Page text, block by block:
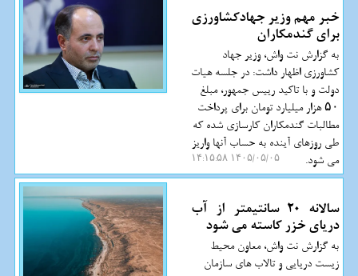
خبر مهم وزیر جهادکشاورزی
برای گندمکاران
به گزارش نت واش، وزیر جهاد
کشاورزی اظهار داشت: در جلسه هیات
دولت و با تاکید رییس جمهور، مبلغ
۵۰ هزار میلیارد تومان برای پرداخت
مطالبات گندمکاران کارسازی شده که
طی روزهای آینده به حساب آنها واریز
می شود.
۱۴۰۵/۰۵/۰۵ ۱۴:۱۵:۵۸
سالانه 20 سانتیمتر از آب
دریای خزر کاسته می شود
به گزارش نت واش، معاون محیط
زیست دریایی و تالاب های سازمان